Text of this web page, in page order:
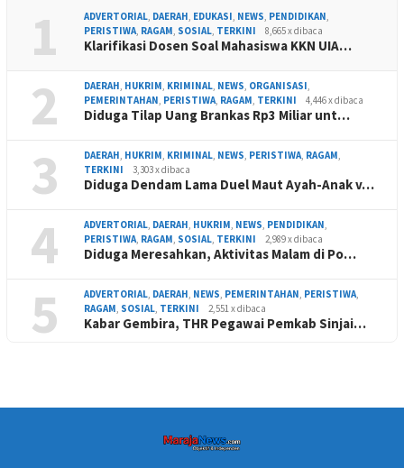
1 ADVERTORIAL, DAERAH, EDUKASI, NEWS, PENDIDIKAN,
PERISTIWA, RAGAM, SOSIAL, TERKINI 8,665 x dibaca
Klarifikasi Dosen Soal Mahasiswa KKN UIA…
2 DAERAH, HUKRIM, KRIMINAL, NEWS, ORGANISASI,
PEMERINTAHAN, PERISTIWA, RAGAM, TERKINI 4,446 x dibaca
Diduga Tilap Uang Brankas Rp3 Miliar unt…
3 DAERAH, HUKRIM, KRIMINAL, NEWS, PERISTIWA, RAGAM,
TERKINI
3,303 x dibaca
Diduga Dendam Lama Duel Maut Ayah-Anak v…
4 ADVERTORIAL, DAERAH, HUKRIM, NEWS, PENDIDIKAN,
PERISTIWA, RAGAM, SOSIAL, TERKINI 2,989 x dibaca
Diduga Meresahkan, Aktivitas Malam di Po…
5 ADVERTORIAL, DAERAH, NEWS, PEMERINTAHAN, PERISTIWA,
RAGAM, SOSIAL, TERKINI 2,551 x dibaca
Kabar Gembira, THR Pegawai Pemkab Sinjai…